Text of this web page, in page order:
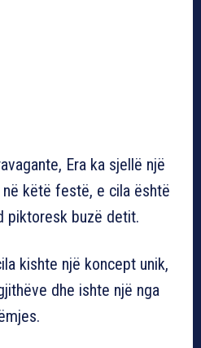
Era ka sjellë një
këtë festë, e cila është
piktoresk buzë detit.
kishte një koncept unik,
dhe ishte një nga